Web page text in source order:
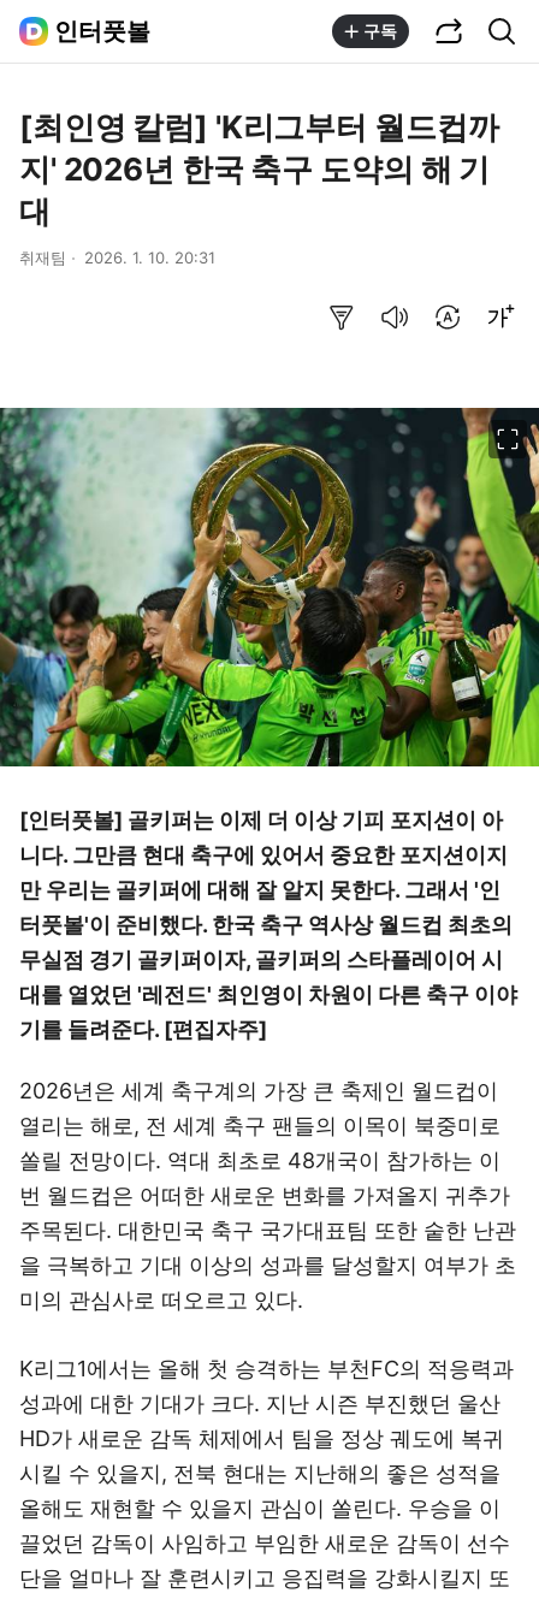
인터풋볼 구독
[최인영 칼럼] 'K리그부터 월드컵까
지' 2026년 한국 축구 도약의 해 기
대
취재팀 2026. 1. 10. 20:31
[인터풋볼] 골키퍼는 이제 더 이상 기피 포지션이 아
니다. 그만큼 현대 축구에 있어서 중요한 포지션이지
만 우리는 골키퍼에 대해 잘 알지 못한다. 그래서 '인
터풋볼'이 준비했다. 한국 축구 역사상 월드컵 최초의
무실점 경기 골키퍼이자, 골키퍼의 스타플레이어 시
대를 열었던 '레전드' 최인영이 차원이 다른 축구 이야
기를 들려준다. [편집자주]
2026년은 세계 축구계의 가장 큰 축제인 월드컵이
열리는 해로, 전 세계 축구 팬들의 이목이 북중미로
쏠릴 전망이다. 역대 최초로 48개국이 참가하는 이
번 월드컵은 어떠한 새로운 변화를 가져올지 귀추가
주목된다. 대한민국 축구 국가대표팀 또한 숱한 난관
을 극복하고 기대 이상의 성과를 달성할지 여부가 초
미의 관심사로 떠오르고 있다.
K리그1에서는 올해 첫 승격하는 부천FC의 적응력과
성과에 대한 기대가 크다. 지난 시즌 부진했던 울산
HD가 새로운 감독 체제에서 팀을 정상 궤도에 복귀
시킬 수 있을지, 전북 현대는 지난해의 좋은 성적을
올해도 재현할 수 있을지 관심이 쏠린다. 우승을 이
끌었던 감독이 사임하고 부임한 새로운 감독이 선수
단을 얼마나 잘 훈련시키고 응집력을 강화시킬지 또